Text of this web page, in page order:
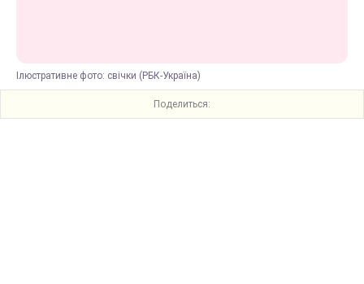
Ілюстративне фото: свічки (РБК-Україна)
Поделиться: